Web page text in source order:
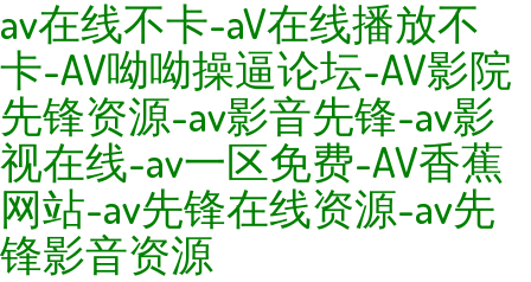
av在线不卡-aV在线播放不
卡-AV呦呦操逼论坛-AV影院
先锋资源-av影音先锋-av影
视在线-av一区免费-AV香蕉
网站-av先锋在线资源-av先
锋影音资源